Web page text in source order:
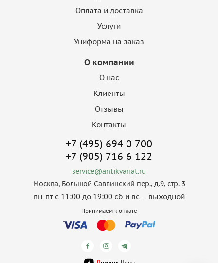
Оплата и доставка
Услуги
Униформа на заказ
О компании
О нас
Клиенты
Отзывы
Контакты
+7 (495) 694 0 700
+7 (905) 716 6 122
service@antikvariat.ru
Москва, Большой Саввинский пер., д.9, стр. 3
пн-пт с 11:00 до 19:00 сб и вс – выходной
Принимаем к оплате